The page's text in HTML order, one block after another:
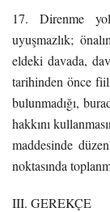
17. Direnme
uyuşmazlık;
eldeki davada,
tarihinden önce
bulunmadığı,
hakkını
maddesinde
noktasında
III. GEREKÇE